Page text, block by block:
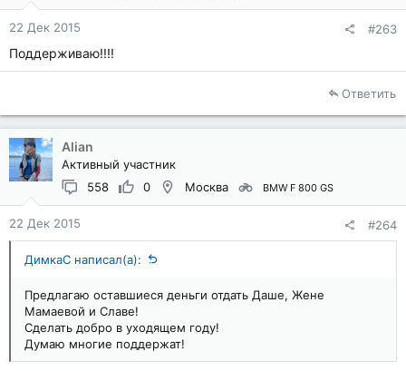
22 Дек 2015 #263
Поддерживаю!!!!
Ответить
Alian
Активный участник
558
0 Москва BMW F 800 GS
22 Дек 2015 #264
ДимкаС написал(а):
Предлагаю оставшиеся деньги отдать Даше, Жене
Мамаевой и Славе!
Сделать добро в уходящем году!
Думаю многие поддержат!